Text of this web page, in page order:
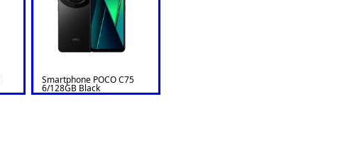
Smartphone POCO C75
6/128GB Black